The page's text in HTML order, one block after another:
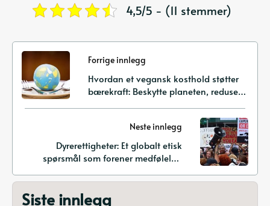
4,5/5 - (11 stemmer)
Forrige innlegg
Hvordan et vegansk kosthold støtter
bærekraft: Beskytte planeten, redusere
Neste innlegg
Dyrerettigheter: Et globalt etisk
spørsmål som forener medfølelse,
Siste innlegg